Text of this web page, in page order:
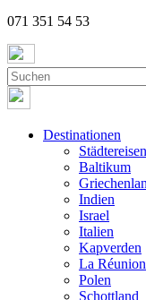
071 351 54 53
Destinationen
Städtereisen
Baltikum
Indien
Israel
Italien
Kapverden
La Réunion
Polen
Schottland